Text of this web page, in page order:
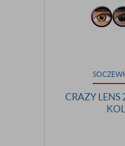
CRAZY LENS